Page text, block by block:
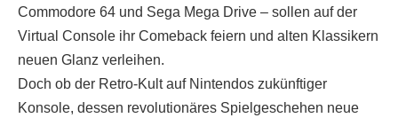
Commodore 64 und Sega Mega Drive – sollen auf der
Virtual Console ihr Comeback feiern und alten Klassikern
neuen Glanz verleihen.
Doch ob der Retro-Kult auf Nintendos zukünftiger
Konsole, dessen revolutionäres Spielgeschehen neue